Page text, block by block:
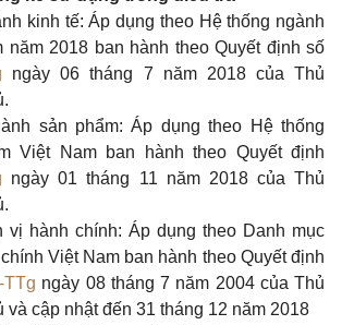
kinh tế: Áp dụng theo Hệ thống ngành
năm 2018 ban hành theo Quyết định số
ngày 06 tháng 7 năm 2018 của Thủ
sản phẩm: Áp dụng theo Hệ thống
Việt Nam ban hành theo Quyết định
ngày 01 tháng 11 năm 2018 của Thủ
vị hành chính: Áp dụng theo Danh mục
Việt Nam ban hành theo Quyết định
TTg ngày 08 tháng 7 năm 2004 của Thủ
cập nhật đến 31 tháng 12 năm 2018